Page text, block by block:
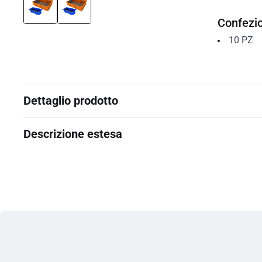
10 PZ
Dettaglio prodotto
Descrizione estesa